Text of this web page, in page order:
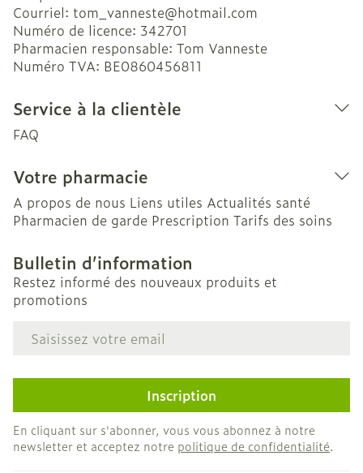
Courriel: tom_vanneste@hotmail.com
Numéro de licence: 342701
Pharmacien responsable: Tom Vanneste
Numéro TVA: BE0860456811
Service à la clientèle
FAQ
Votre pharmacie
A propos de nous Liens utiles Actualités santé
Pharmacien de garde Prescription Tarifs des soins
Bulletin d’information
Restez informé des nouveaux produits et
promotions
Adresse mail
Inscription
En cliquant sur s'abonner, vous vous abonnez à notre
newsletter et acceptez notre politique de confidentialité.